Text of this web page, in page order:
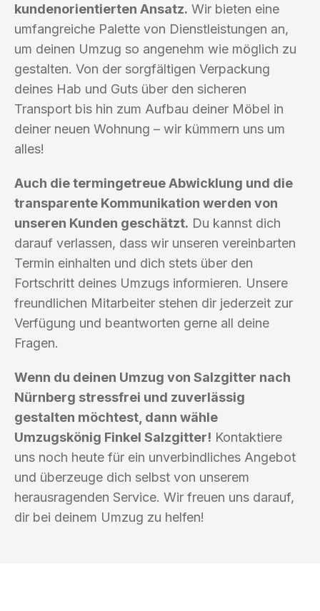
kundenorientierten Ansatz. Wir bieten eine
umfangreiche Palette von Dienstleistungen an,
um deinen Umzug so angenehm wie möglich zu
gestalten. Von der sorgfältigen Verpackung
deines Hab und Guts über den sicheren
Transport bis hin zum Aufbau deiner Möbel in
deiner neuen Wohnung – wir kümmern uns um
alles!
Auch die termingetreue Abwicklung und die
transparente Kommunikation werden von
unseren Kunden geschätzt. Du kannst dich
darauf verlassen, dass wir unseren vereinbarten
Termin einhalten und dich stets über den
Fortschritt deines Umzugs informieren. Unsere
freundlichen Mitarbeiter stehen dir jederzeit zur
Verfügung und beantworten gerne all deine
Fragen.
Wenn du deinen Umzug von Salzgitter nach
Nürnberg stressfrei und zuverlässig
gestalten möchtest, dann wähle
Umzugskönig Finkel Salzgitter! Kontaktiere
uns noch heute für ein unverbindliches Angebot
und überzeuge dich selbst von unserem
herausragenden Service. Wir freuen uns darauf,
dir bei deinem Umzug zu helfen!